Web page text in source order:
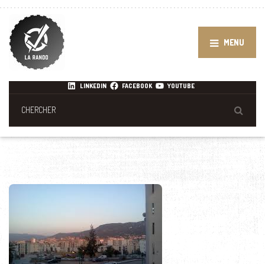
MENU
LINKEDIN FACEBOOK YOUTUBE